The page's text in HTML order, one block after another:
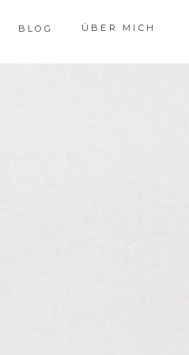
ÜBER MICH
BLOG